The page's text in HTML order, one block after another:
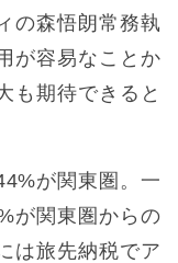
の森悟朗常務執
が容易なことか
も期待できると
が関東圏。一
が関東圏からの
は旅先納税でア